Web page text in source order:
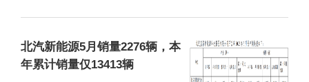
北汽新能源5月销量2276辆，本
年累计销量仅13413辆